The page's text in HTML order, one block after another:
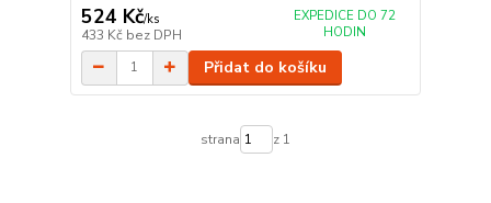
524 Kč/ks
433 Kč bez DPH
EXPEDICE DO 72
HODIN
Přidat do košíku
strana z 1